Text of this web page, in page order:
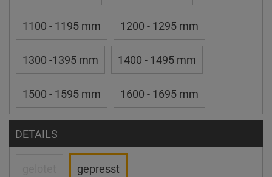
1100 - 1195 mm 1200 - 1295 mm
1300 -1395 mm 1400 - 1495 mm
1500 - 1595 mm 1600 - 1695 mm
DETAILS
gepresst